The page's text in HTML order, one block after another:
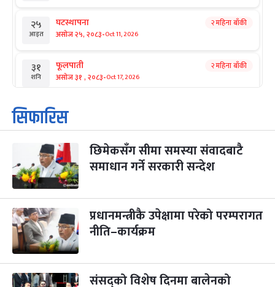
२५
आइत
घटस्थापना
असोज २५, २०८३-Oct 11, 2026
२ महिना बाँकी
३१
शनि
फूलपाती
असोज ३१ , २०८३-Oct 17, 2026
२ महिना बाँकी
१
आइत
कार्तिक सङ्क्रान्ति
कार्तिक १, २०८३
३
मंगल
महानवमी
कार्तिक ३, २०८३-Oct 20, 2026
२ महिना बाँकी
४
बुध कार्तिक ४, २०८३ Oct 21, 2026
५
बिहि
पापा‌ङ्कुशा एकादशी व्रत
कार्तिक ५, २०८३
२२ कुकुर तिहार ३ महिना बाँकी
सिफारिस
छिमेकसँग सीमा समस्या संवादबाटै
समाधान गर्ने सरकारी सन्देश
प्रधानमन्त्रीकै उपेक्षामा परेको परम्परागत
नीति–कार्यक्रम
संसद्को विशेष दिनमा बालेनको